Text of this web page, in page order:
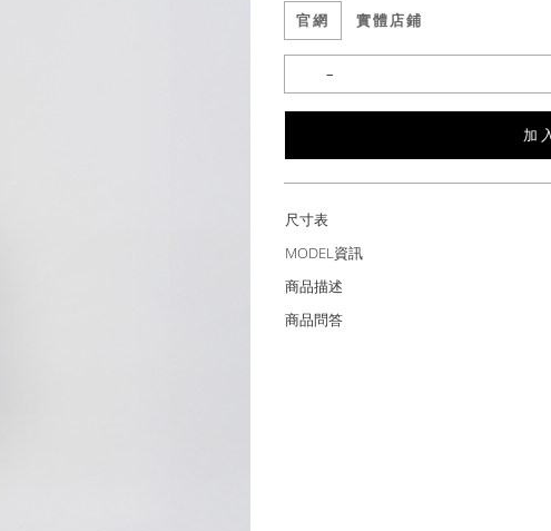
官網 實體店鋪
加
尺寸表
MODEL資訊
商品描述
商品問答